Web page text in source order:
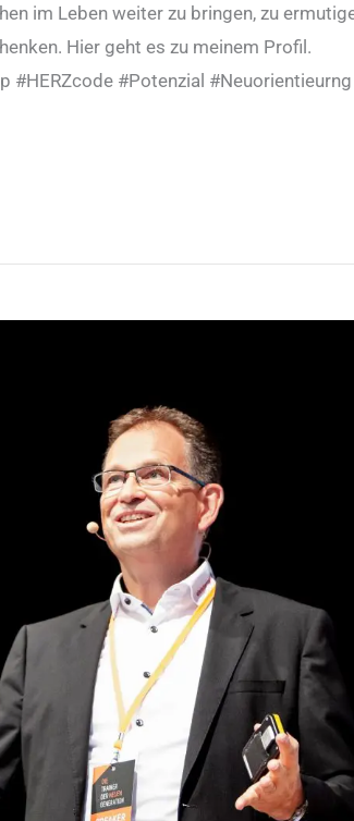
im Leben weiter zu bringen, zu
Hier geht es zu meinem Profil.
#Potenzial